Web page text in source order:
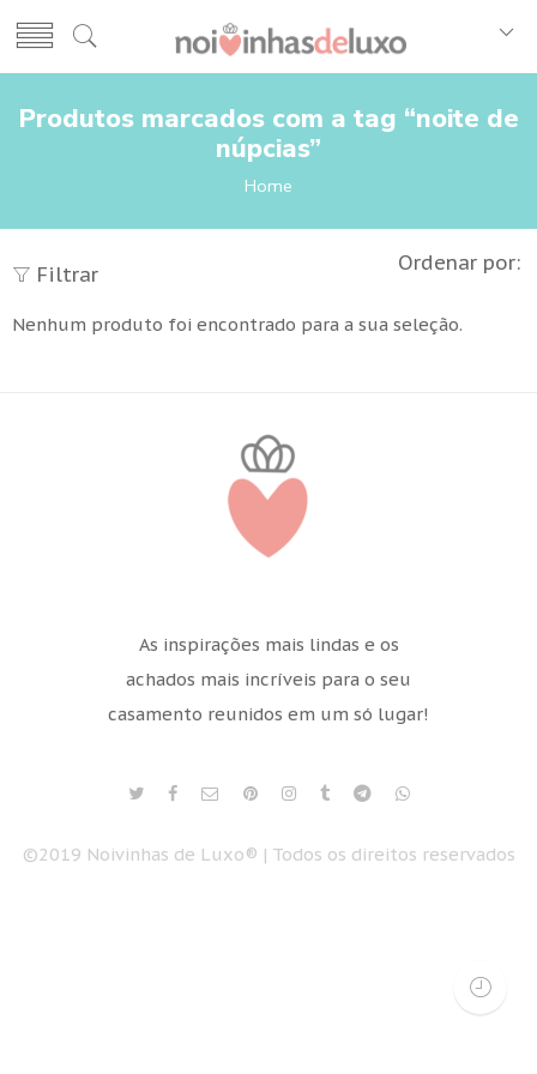
Produtos marcados com a tag “noite de
núpcias”
Home
Filtrar Ordenar por:
Nenhum produto foi encontrado para a sua seleção.
As inspirações mais lindas e os
achados mais incríveis para o seu
casamento reunidos em um só lugar!
©2019 Noivinhas de Luxo® | Todos os direitos reservados